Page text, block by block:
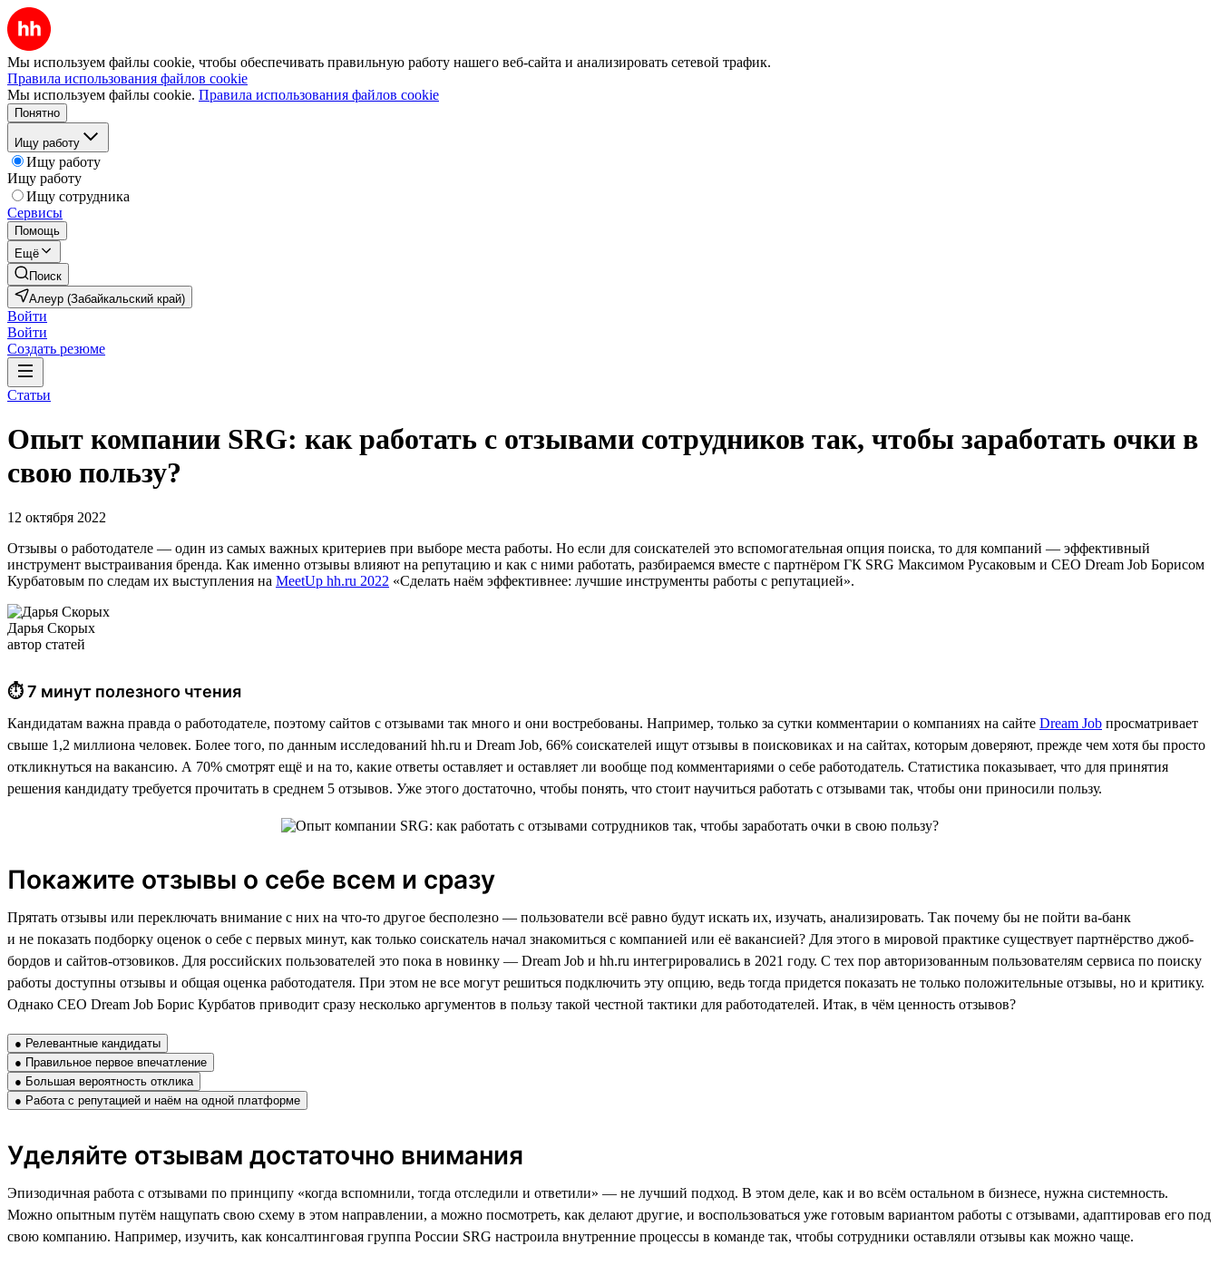
Мы используем файлы cookie, чтобы обеспечивать правильную работу нашего веб-сайта и анализировать сетевой трафик.
Правила использования файлов cookie
Мы используем файлы cookie. Правила использования файлов cookie
Понятно
Ищу работу
Ищу работу
Ищу работу
Ищу сотрудника
Сервисы
Помощь
Ещё
Поиск
Алеур (Забайкальский край)
Войти
Войти
Создать резюме
Статьи
Опыт компании SRG: как работать с отзывами сотрудников так, чтобы заработать очки в
свою пользу?
12 октября 2022
Отзывы о работодателе — один из самых важных критериев при выборе места работы. Но если для соискателей это вспомогательная опция поиска, то для компаний — эффективный
инструмент выстраивания бренда. Как именно отзывы влияют на репутацию и как с ними работать, разбираемся вместе с партнёром ГК SRG Максимом Русаковым и CEO Dream Job Борисом
Курбатовым по следам их выступления на MeetUp hh.ru 2022 «Сделать наём эффективнее: лучшие инструменты работы с репутацией».
Дарья Скорых
автор статей
⏱ 7 минут полезного чтения
Кандидатам важна правда о работодателе, поэтому сайтов с отзывами так много и они востребованы. Например, только за сутки комментарии о компаниях на сайте Dream Job просматривает
свыше 1,2 миллиона человек. Более того, по данным исследований hh.ru и Dream Job, 66% соискателей ищут отзывы в поисковиках и на сайтах, которым доверяют, прежде чем хотя бы просто
откликнуться на вакансию. А 70% смотрят ещё и на то, какие ответы оставляет и оставляет ли вообще под комментариями о себе работодатель. Статистика показывает, что для принятия
решения кандидату требуется прочитать в среднем 5 отзывов. Уже этого достаточно, чтобы понять, что стоит научиться работать с отзывами так, чтобы они приносили пользу.
Покажите отзывы о себе всем и сразу
Прятать отзывы или переключать внимание с них на что-то другое бесполезно — пользователи всё равно будут искать их, изучать, анализировать. Так почему бы не пойти ва-банк
и не показать подборку оценок о себе с первых минут, как только соискатель начал знакомиться с компанией или её вакансией? Для этого в мировой практике существует партнёрство джоб-
бордов и сайтов-отзовиков. Для российских пользователей это пока в новинку — Dream Job и hh.ru интегрировались в 2021 году. С тех пор авторизованным пользователям сервиса по поиску
работы доступны отзывы и общая оценка работодателя. При этом не все могут решиться подключить эту опцию, ведь тогда придется показать не только положительные отзывы, но и критику.
Однако CEO Dream Job Борис Курбатов приводит сразу несколько аргументов в пользу такой честной тактики для работодателей. Итак, в чём ценность отзывов?
● Релевантные кандидаты
● Правильное первое впечатление
● Большая вероятность отклика
● Работа с репутацией и наём на одной платформе
Уделяйте отзывам достаточно внимания
Эпизодичная работа с отзывами по принципу «когда вспомнили, тогда отследили и ответили» — не лучший подход. В этом деле, как и во всём остальном в бизнесе, нужна системность.
Можно опытным путём нащупать свою схему в этом направлении, а можно посмотреть, как делают другие, и воспользоваться уже готовым вариантом работы с отзывами, адаптировав его под
свою компанию. Например, изучить, как консалтинговая группа России SRG настроила внутренние процессы в команде так, чтобы сотрудники оставляли отзывы как можно чаще.